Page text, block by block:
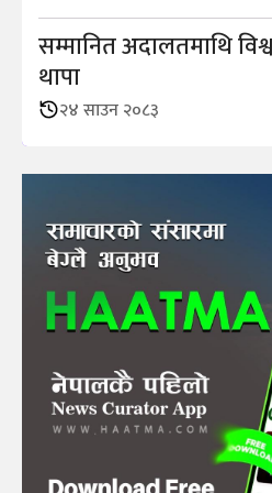
सम्मानित अदालतमाथि
थापा
२४ साउन २०८३